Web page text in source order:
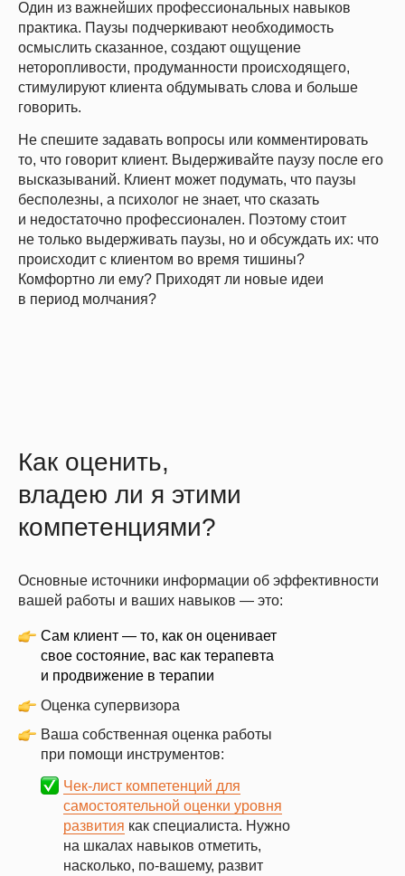
Один из важнейших профессиональных навыков
практика. Паузы подчеркивают необходимость
осмыслить сказанное, создают ощущение
неторопливости, продуманности происходящего,
стимулируют клиента обдумывать слова и больше
говорить.
Не спешите задавать вопросы или комментировать
то, что говорит клиент. Выдерживайте паузу после его
высказываний. Клиент может подумать, что паузы
бесполезны, а психолог не знает, что сказать
и недостаточно профессионален. Поэтому стоит
не только выдерживать паузы, но и обсуждать их: что
происходит с клиентом во время тишины?
Комфортно ли ему? Приходят ли новые идеи
в период молчания?
Как оценить,
владею ли я этими
компетенциями?
Основные источники информации об эффективности
вашей работы и ваших навыков — это:
Сам клиент — то, как он оценивает
свое состояние, вас как терапевта
и продвижение в терапии
Оценка супервизора
Ваша собственная оценка работы
при помощи инструментов:
Чек-лист компетенций для
самостоятельной оценки уровня
развития как специалиста. Нужно
на шкалах навыков отметить,
насколько, по-вашему, развит